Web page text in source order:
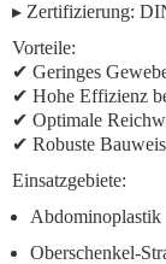
▸ Zertifizierung:
Vorteile:
✔ Geringes
✔ Hohe Effizienz
✔ Optimale
✔ Robuste
Einsatzgebiete:
Abdominoplastik
Oberschenkel-